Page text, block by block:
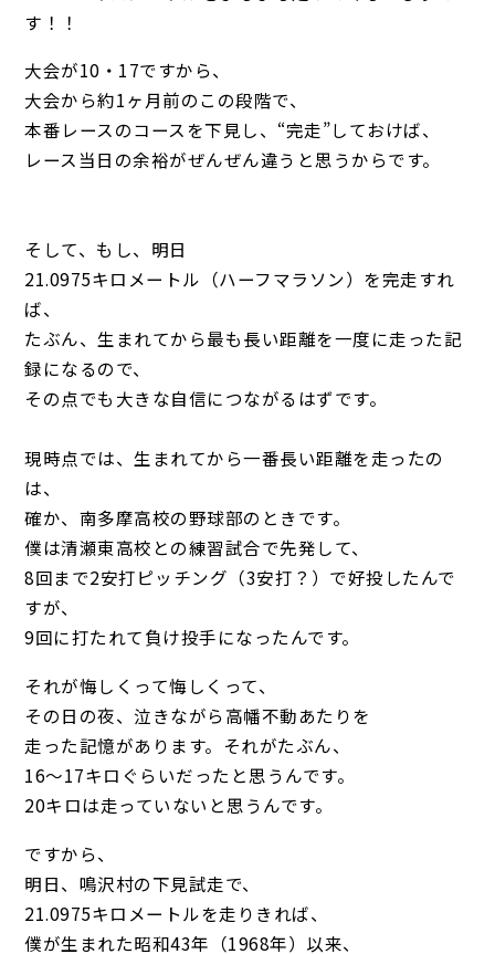
す！！
大会が10・17ですから、
大会から約1ヶ月前のこの段階で、
本番レースのコースを下見し、“完走”しておけば、
レース当日の余裕がぜんぜん違うと思うからです。
そして、もし、明日
21.0975キロメートル（ハーフマラソン）を完走すれ
ば、
たぶん、生まれてから最も長い距離を一度に走った記
録になるので、
その点でも大きな自信につながるはずです。
現時点では、生まれてから一番長い距離を走ったの
は、
確か、南多摩高校の野球部のときです。
僕は清瀬東高校との練習試合で先発して、
8回まで2安打ピッチング（3安打？）で好投したんで
すが、
9回に打たれて負け投手になったんです。
それが悔しくって悔しくって、
その日の夜、泣きながら高幡不動あたりを
走った記憶があります。それがたぶん、
16～17キロぐらいだったと思うんです。
20キロは走っていないと思うんです。
ですから、
明日、鳴沢村の下見試走で、
21.0975キロメートルを走りきれば、
僕が生まれた昭和43年（1968年）以来、